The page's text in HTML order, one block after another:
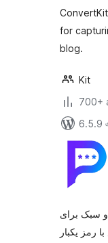
for
blog.
Kit
700+
6.5.9
و سبک برای
رمز یکبار